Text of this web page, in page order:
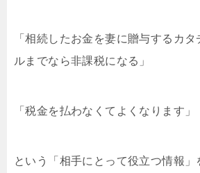
「相続したお金を妻に贈与するカ
ルまでなら非課税になる」
「税金を払わなくてよくなります」
という「相手にとって役立つ情報」